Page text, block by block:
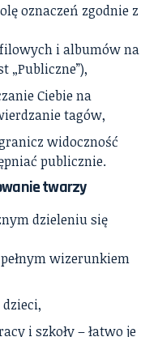
oznaczeń zgodnie z
i albumów na
„Publiczne”),
Ciebie na
tagów,
widoczność
publicznie.
twarzy
dzieleniu się
wizerunkiem
i szkoły – łatwo je